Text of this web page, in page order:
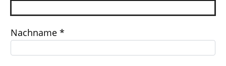
Nachname *